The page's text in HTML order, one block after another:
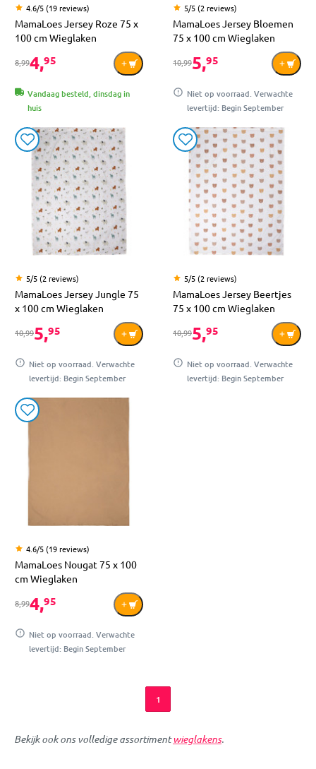
4.6/5 (19 reviews)
MamaLoes Jersey Roze 75 x
100 cm Wieglaken
8,994,95
Vandaag besteld, dinsdag in
huis
5/5 (2 reviews)
MamaLoes Jersey Bloemen
75 x 100 cm Wieglaken
10,995,95
Niet op voorraad. Verwachte
levertijd: Begin September
5/5 (2 reviews)
MamaLoes Jersey Jungle 75
x 100 cm Wieglaken
10,995,95
Niet op voorraad. Verwachte
levertijd: Begin September
5/5 (2 reviews)
MamaLoes Jersey Beertjes
75 x 100 cm Wieglaken
10,995,95
Niet op voorraad. Verwachte
levertijd: Begin September
4.6/5 (19 reviews)
MamaLoes Nougat 75 x 100
cm Wieglaken
8,994,95
Niet op voorraad. Verwachte
levertijd: Begin September
1
Bekijk ook ons volledige assortimentwieglakens.